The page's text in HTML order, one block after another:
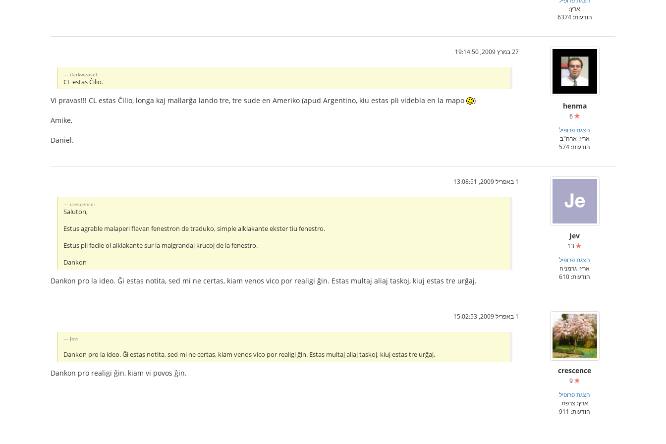
ארץ:
הודעות: 6374
henma
6
הצגת פרופיל
ארץ: ארה"ב
הודעות: 574
27 במרץ 2009, 19:14:50
darkweasel:
CL estas Ĉilio.
Vi pravas!!! CL estas Ĉilio, longa kaj mallarĝa lando tre, tre sude en Ameriko (apud Argentino, kiu estas pli videbla en la mapo )
Amike,
Daniel.
Jev
הצגת פרופיל
ארץ: גרמניה
הודעות: 610
1 באפריל 2009, 13:08:51
crescence:
Saluton,
Estus agrable malaperi flavan fenestron de traduko, simple alklakante ekster tiu fenestro.
Estus pli facile ol alklakante sur la malgrandaj krucoj de la fenestro.
Dankon
Dankon pro la ideo. Ĝi estas notita, sed mi ne certas, kiam venos vico por realigi ĝin. Estas multaj aliaj taskoj, kiuj estas tre urĝaj.
crescence
9
הצגת פרופיל
ארץ: צרפת
הודעות: 911
1 באפריל 2009, 15:02:53
Jev:
Dankon pro la ideo. Ĝi estas notita, sed mi ne certas, kiam venos vico por realigi ĝin. Estas multaj aliaj taskoj, kiuj estas tre urĝaj.
Dankon pro realigi ĝin, kiam vi povos ĝin.